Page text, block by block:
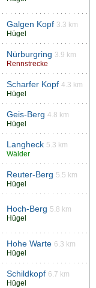
Galgen Kopf 3.3 km
Hügel
Nürburgring 3.9 km
Rennstrecke
Scharfer Kopf 4.3 km
Hügel
Geis-Berg 4.8 km
Hügel
Langheck 5.3 km
Wälder
Reuter-Berg 5.5 km
Hügel
Hoch-Berg 5.8 km
Hügel
Hohe Warte 6.3 km
Hügel
Schildkopf 6.7 km
Hügel